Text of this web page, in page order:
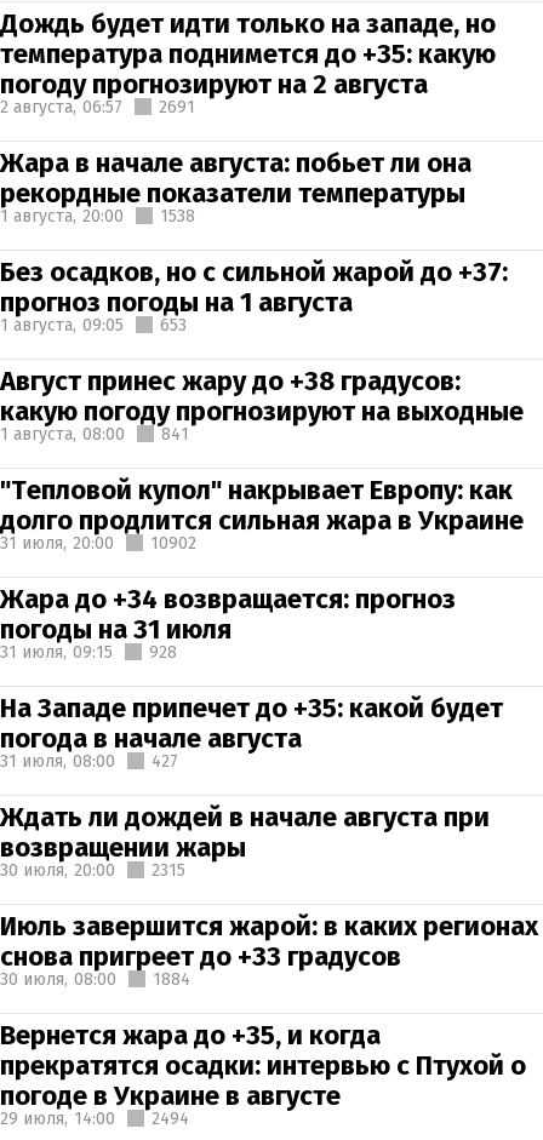
Дождь будет идти только на западе, но
температура поднимется до +35: какую
погоду прогнозируют на 2 августа
2 августа, 06:57 2691
Жара в начале августа: побьет ли она
рекордные показатели температуры
1 августа, 20:00 1538
Без осадков, но с сильной жарой до +37:
прогноз погоды на 1 августа
1 августа, 09:05 653
Август принес жару до +38 градусов:
какую погоду прогнозируют на выходные
1 августа, 08:00 841
"Тепловой купол" накрывает Европу: как
долго продлится сильная жара в Украине
31 июля, 20:00 10902
Жара до +34 возвращается: прогноз
погоды на 31 июля
31 июля, 09:15 928
На Западе припечет до +35: какой будет
погода в начале августа
31 июля, 08:00 427
Ждать ли дождей в начале августа при
возвращении жары
30 июля, 20:00 2315
Июль завершится жарой: в каких регионах
снова пригреет до +33 градусов
30 июля, 08:00 1884
Вернется жара до +35, и когда
прекратятся осадки: интервью с Птухой о
погоде в Украине в августе
29 июля, 14:00 2494